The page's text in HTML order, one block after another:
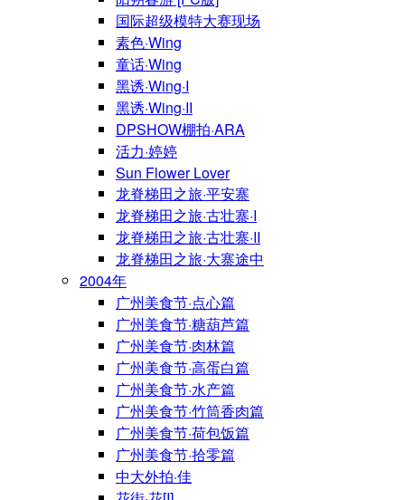
国际超级模特大赛现场
素色·Wing
童话·Wing
黑诱·Wing·I
黑诱·Wing·II
DPSHOW棚拍·ARA
活力·婷婷
Sun Flower Lover
龙脊梯田之旅·平安寨
龙脊梯田之旅·古壮寨·I
龙脊梯田之旅·古壮寨·II
龙脊梯田之旅·大寨途中
2004年
广州美食节·点心篇
广州美食节·糖葫芦篇
广州美食节·肉林篇
广州美食节·高蛋白篇
广州美食节·水产篇
广州美食节·竹筒香肉篇
广州美食节·荷包饭篇
广州美食节·拾零篇
中大外拍·佳